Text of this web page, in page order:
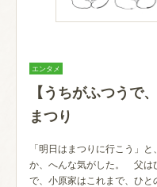
エンタメ
【うちがふつうで
まつり
「明日はまつりに行こう」
か、へんな気がした。 父は
で、小原家はこれまで、ひと